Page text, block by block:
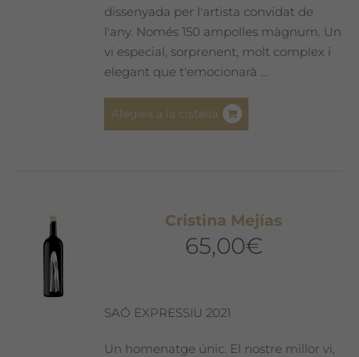
dissenyada per l'artista convidat de
l'any. Només 150 ampolles màgnum. Un
vi especial, sorprenent, molt complex i
elegant que t'emocionarà ...
Afegeix a la cistella
Cristina Mejías
65,00€
SAÓ EXPRESSIU 2021
Un homenatge únic. El nostre millor vi,